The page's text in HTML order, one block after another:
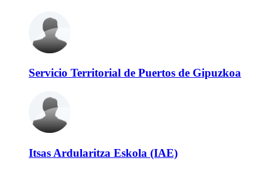
Servicio Territorial de Puertos de Gipuzkoa
Itsas Ardularitza Eskola (IAE)